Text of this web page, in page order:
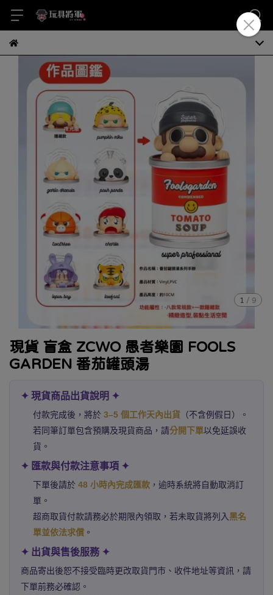
1 / 9
現貨 盲盒 ZCWO 愚者樂園 FOOLS
GARDEN 番茄罐頭湯
✦ 現貨商品出貨說明 ✦
付款完成後，將於 3–5 個工作天內出貨 （不含例假日）。
若同筆訂單包含預購及現貨商品，請分開下單以免延誤收
貨。
✦ 匯款與付款注意事項 ✦
下單後請於 48 小時內完成匯款 ，逾時系統將自動取消訂
單。
超商取貨付款請務必於期限內領取，若未取貨將列入 黑名
單並依法求償 。
✦ 出貨與售後服務 ✦
商品寄出後恕不接受臨時更改取貨門市、收件地址等資訊，請
下單前務必確認。